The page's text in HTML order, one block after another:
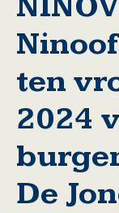
ten
2024
De